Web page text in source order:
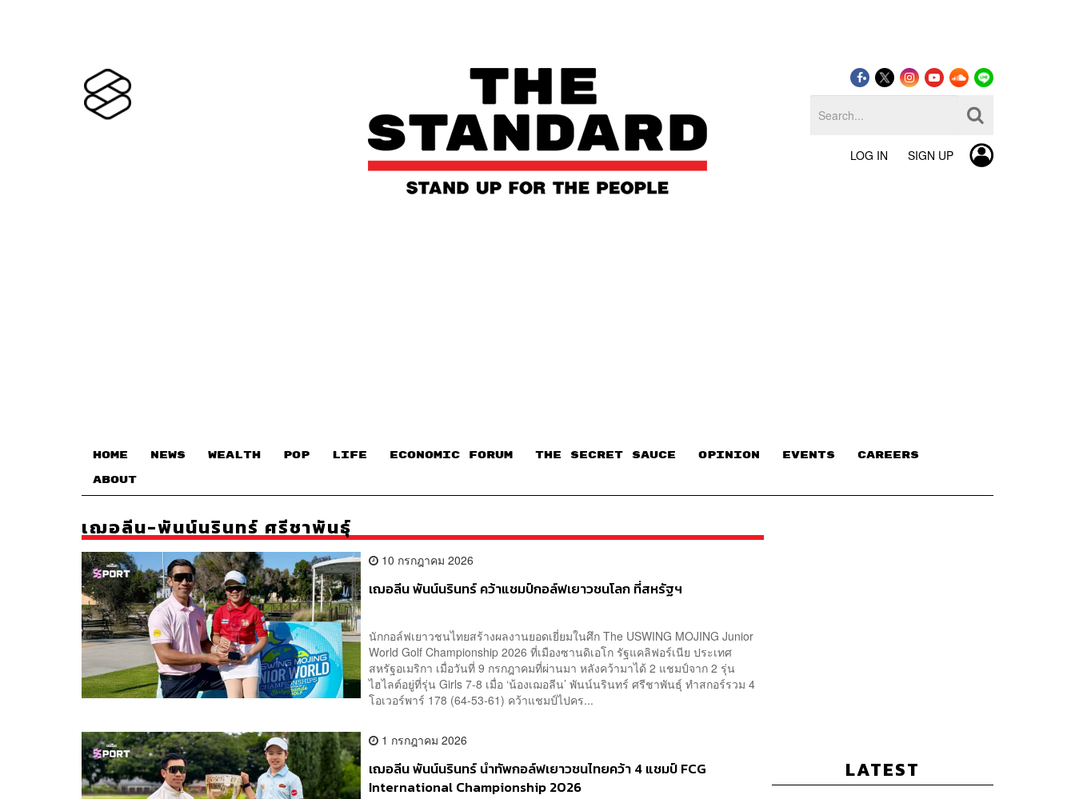
LOG IN SIGN UP
HOME NEWS WEALTH POP LIFE ECONOMIC FORUM THE SECRET SAUCE​ OPINION EVENTS CAREERS
ABOUT
เฌอลีน-พันน์นรินทร์ ศรีชาพันธุ์
10 กรกฎาคม 2026
เฌอลีน พันน์นรินทร์ คว้าแชมป์กอล์ฟเยาวชนโลก ที่สหรัฐฯ
นักกอล์ฟเยาวชนไทยสร้างผลงานยอดเยี่ยมในศึก The USWING MOJING Junior
World Golf Championship 2026 ที่เมืองซานดิเอโก รัฐแคลิฟอร์เนีย ประเทศ
สหรัฐอเมริกา เมื่อวันที่ 9 กรกฎาคมที่ผ่านมา หลังคว้ามาได้ 2 แชมป์จาก 2 รุ่น
ไฮไลต์อยู่ที่รุ่น Girls 7-8 เมื่อ ‘น้องเฌอลีน’ พันน์นรินทร์ ศรีชาพันธุ์ ทำสกอร์รวม 4
โอเวอร์พาร์ 178 (64-53-61) คว้าแชมป์ไปคร...
1 กรกฎาคม 2026
เฌอลีน พันน์นรินทร์ นำทัพกอล์ฟเยาวชนไทยคว้า 4 แชมป์ FCG
International Championship 2026
LATEST